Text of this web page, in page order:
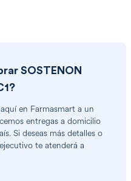
SOSTENON
?
aquí en Farmasmart a un
entregas a domicilio
Si deseas más detalles o
te atenderá a